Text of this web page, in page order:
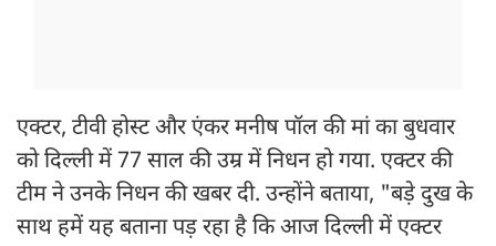
एक्टर, टीवी होस्ट और एंकर मनीष पॉल की मां का बुधवार
को दिल्ली में 77 साल की उम्र में निधन हो गया. एक्टर की
टीम ने उनके निधन की खबर दी. उन्होंने बताया, "बड़े दुख के
साथ हमें यह बताना पड़ रहा है कि आज दिल्ली में एक्टर